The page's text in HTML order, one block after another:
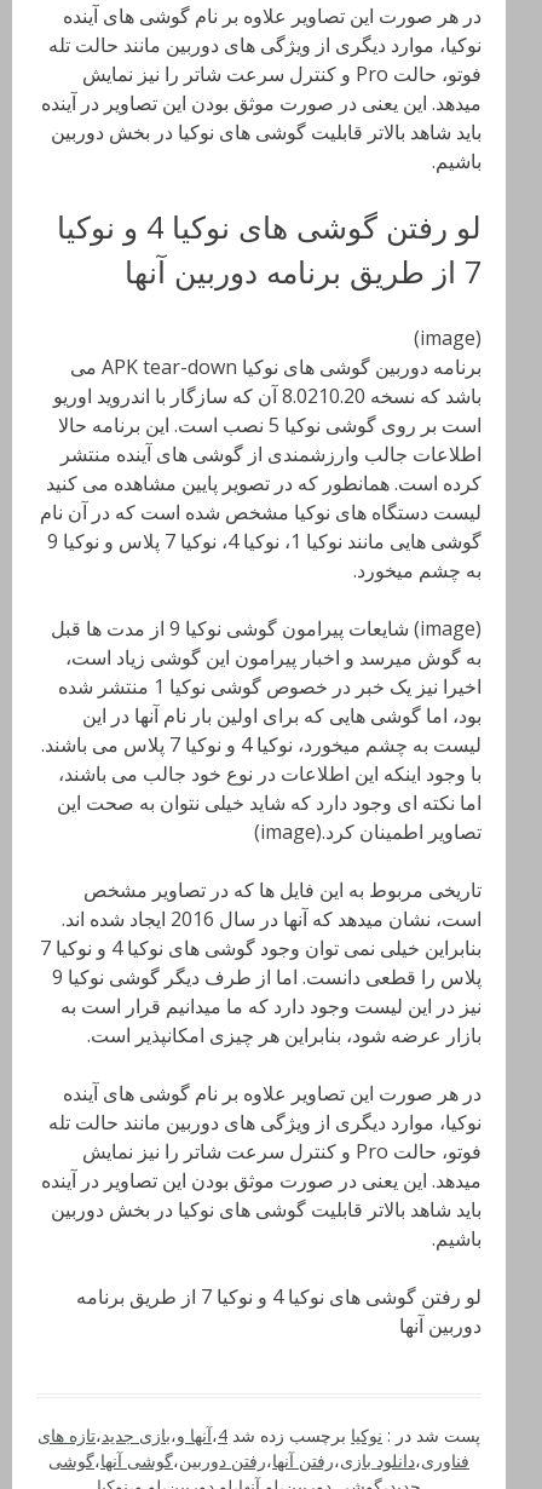
در هر صورت این تصاویر علاوه بر نام گوشی های آینده
نوکیا، موارد دیگری از ویژگی های دوربین مانند حالت تله
فوتو، حالت Pro و کنترل سرعت شاتر را نیز نمایش
میدهد. این یعنی در صورت موثق بودن این تصاویر در آینده
باید شاهد بالاتر قابلیت گوشی های نوکیا در بخش دوربین
باشیم.
لو رفتن گوشی های نوکیا 4 و نوکیا
7 از طریق برنامه دوربین آنها
(image)
برنامه دوربین گوشی های نوکیا APK tear-down می
باشد که نسخه 8.0210.20 آن که سازگار با اندروید اوریو
است بر روی گوشی نوکیا 5 نصب است. این برنامه حالا
اطلاعات جالب وارزشمندی از گوشی های آینده منتشر
کرده است. همانطور که در تصویر پایین مشاهده می کنید
لیست دستگاه های نوکیا مشخص شده است که در آن نام
گوشی هایی مانند نوکیا 1، نوکیا 4، نوکیا 7 پلاس و نوکیا 9
به چشم میخورد.
(image) شایعات پیرامون گوشی نوکیا 9 از مدت ها قبل
به گوش میرسد و اخبار پیرامون این گوشی زیاد است،
اخیرا نیز یک خبر در خصوص گوشی نوکیا 1 منتشر شده
بود، اما گوشی هایی که برای اولین بار نام آنها در این
لیست به چشم میخورد، نوکیا 4 و نوکیا 7 پلاس می باشند.
با وجود اینکه این اطلاعات در نوع خود جالب می باشند،
اما نکته ای وجود دارد که شاید خیلی نتوان به صحت این
تصاویر اطمینان کرد.(image)
تاریخی مربوط به این فایل ها که در تصاویر مشخص
است، نشان میدهد که آنها در سال 2016 ایجاد شده اند.
بنابراین خیلی نمی توان وجود گوشی های نوکیا 4 و نوکیا 7
پلاس را قطعی دانست. اما از طرف دیگر گوشی نوکیا 9
نیز در این لیست وجود دارد که ما میدانیم قرار است به
بازار عرضه شود، بنابراین هر چیزی امکانپذیر است.
در هر صورت این تصاویر علاوه بر نام گوشی های آینده
نوکیا، موارد دیگری از ویژگی های دوربین مانند حالت تله
فوتو، حالت Pro و کنترل سرعت شاتر را نیز نمایش
میدهد. این یعنی در صورت موثق بودن این تصاویر در آینده
باید شاهد بالاتر قابلیت گوشی های نوکیا در بخش دوربین
باشیم.
لو رفتن گوشی های نوکیا 4 و نوکیا 7 از طریق برنامه
دوربین آنها
پست شد در : نوکیا برچسب زده شد 4،آنها و،بازی جدید،تازه های
فناوری،دانلود بازی،رفتن آنها،رفتن دوربین،گوشی آنها،گوشی